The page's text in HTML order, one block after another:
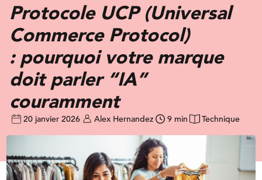
Protocole UCP (Universal
Commerce Protocol)
: pourquoi votre marque
doit parler “IA”
couramment
20 janvier 2026 Alex Hernandez 9 min Technique